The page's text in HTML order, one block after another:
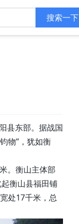
搜索一下
县东部。据战国
物”，犹如衡
。衡山主体部
衡山县福田铺
处17千米，总